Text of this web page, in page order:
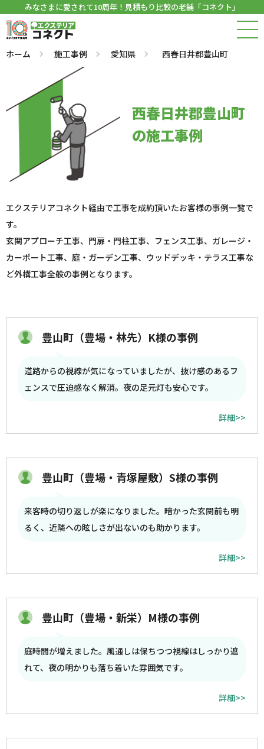
みなさまに愛されて10周年！見積もり比較の老舗「コネクト」
ホーム 施工事例 愛知県 西春日井郡豊山町
西春日井郡豊山町
の施工事例
エクステリアコネクト経由で工事を成約頂いたお客様の事例一覧で
す。
玄関アプローチ工事、門扉・門柱工事、フェンス工事、ガレージ・
カーポート工事、庭・ガーデン工事、ウッドデッキ・テラス工事な
ど外構工事全般の事例となります。
豊山町（豊場・林先）K様の事例
道路からの視線が気になっていましたが、抜け感のあるフ
ェンスで圧迫感なく解消。夜の足元灯も安心です。
詳細>>
豊山町（豊場・青塚屋敷）S様の事例
来客時の切り返しが楽になりました。暗かった玄関前も明
るく、近隣への眩しさが出ないのも助かります。
詳細>>
豊山町（豊場・新栄）M様の事例
庭時間が増えました。風通しは保ちつつ視線はしっかり遮
れて、夜の明かりも落ち着いた雰囲気です。
詳細>>